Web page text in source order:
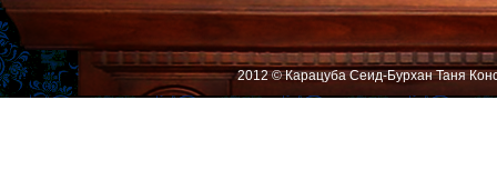
2012 © Карацуба Сеид-Бурхан Таня